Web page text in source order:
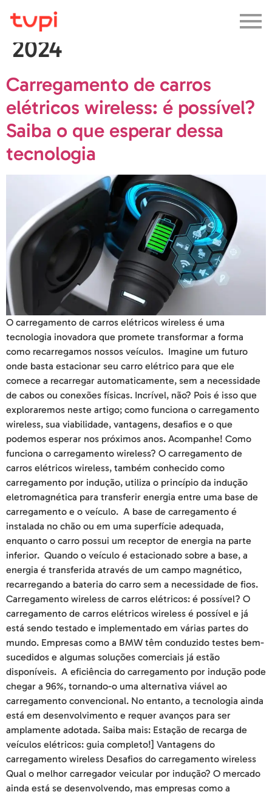
Dia:
2024
Carregamento de carros
elétricos wireless: é possível?
Saiba o que esperar dessa
tecnologia
O carregamento de carros elétricos wireless é uma
tecnologia inovadora que promete transformar a forma
como recarregamos nossos veículos. Imagine um futuro
onde basta estacionar seu carro elétrico para que ele
comece a recarregar automaticamente, sem a necessidade
de cabos ou conexões físicas. Incrível, não? Pois é isso que
exploraremos neste artigo; como funciona o carregamento
wireless, sua viabilidade, vantagens, desafios e o que
podemos esperar nos próximos anos. Acompanhe! Como
funciona o carregamento wireless? O carregamento de
carros elétricos wireless, também conhecido como
carregamento por indução, utiliza o princípio da indução
eletromagnética para transferir energia entre uma base de
carregamento e o veículo. A base de carregamento é
instalada no chão ou em uma superfície adequada,
enquanto o carro possui um receptor de energia na parte
inferior. Quando o veículo é estacionado sobre a base, a
energia é transferida através de um campo magnético,
recarregando a bateria do carro sem a necessidade de fios.
Carregamento wireless de carros elétricos: é possível? O
carregamento de carros elétricos wireless é possível e já
está sendo testado e implementado em várias partes do
mundo. Empresas como a BMW têm conduzido testes bem-
sucedidos e algumas soluções comerciais já estão
disponíveis. A eficiência do carregamento por indução pode
chegar a 96%, tornando-o uma alternativa viável ao
carregamento convencional. No entanto, a tecnologia ainda
está em desenvolvimento e requer avanços para ser
amplamente adotada. Saiba mais: Estação de recarga de
veículos elétricos: guia completo!] Vantagens do
carregamento wireless Desafios do carregamento wireless
Qual o melhor carregador veicular por indução? O mercado
ainda está se desenvolvendo, mas empresas como a